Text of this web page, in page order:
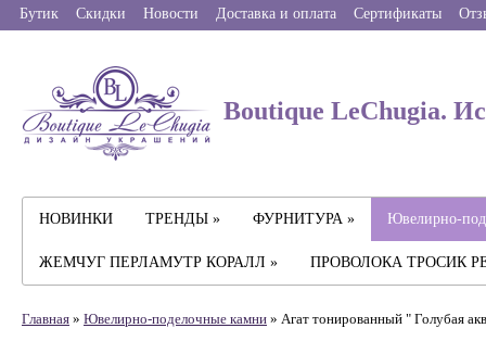
Бутик Скидки Новости Доставка и оплата Сертификаты
Boutique LeChugia.
НОВИНКИ ТРЕНДЫ » ФУРНИТУРА » Ювелирно-
ЖЕМЧУГ ПЕРЛАМУТР КОРАЛЛ » ПРОВОЛОКА ТРОСИК
Главная » Ювелирно-поделочные камни » Агат тонированный " Голубая